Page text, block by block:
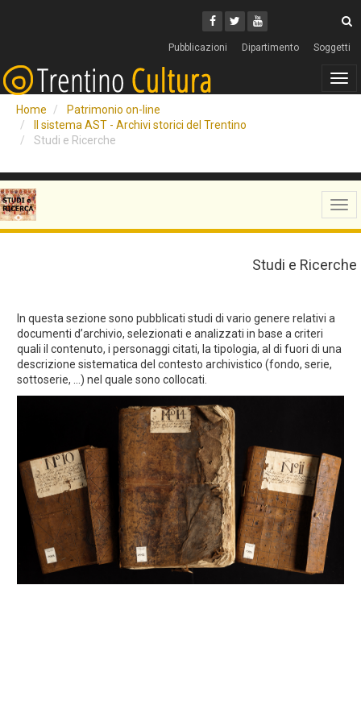
Facebook
Twitter
Youtube
Pubblicazioni Dipartimento Soggetti
Home
Patrimonio on-line
Il sistema AST - Archivi storici del Trentino
Studi e Ricerche
Studi e Ricerche
In questa sezione sono pubblicati studi di vario genere relativi a
documenti d’archivio, selezionati e analizzati in base a criteri
quali il contenuto, i personaggi citati, la tipologia, al di fuori di una
descrizione sistematica del contesto archivistico (fondo, serie,
sottoserie, ...) nel quale sono collocati.